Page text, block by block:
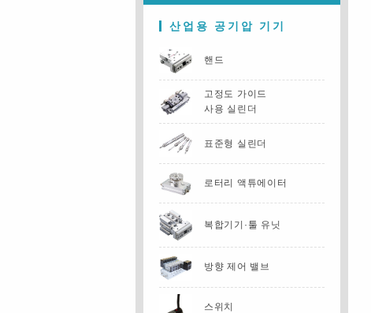
산업용 공기압 기기
핸드
고정도 가이드
사용 실린더
표준형 실린더
로터리 액튜에이터
복합기기·툴 유닛
방향 제어 밸브
스위치